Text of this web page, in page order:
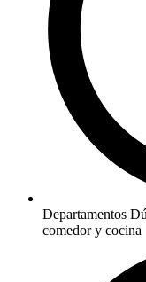
Departamentos
comedor y cocina